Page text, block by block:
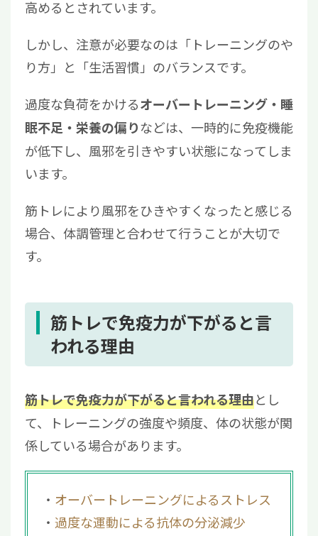
高めるとされています。
しかし、注意が必要なのは「トレーニングのや
り方」と「生活習慣」のバランスです。
過度な負荷をかけるオーバートレーニング・睡
眠不足・栄養の偏りなどは、一時的に免疫機能
が低下し、風邪を引きやすい状態になってしま
います。
筋トレにより風邪をひきやすくなったと感じる
場合、体調管理と合わせて行うことが大切で
す。
筋トレで免疫力が下がると言
われる理由
筋トレで免疫力が下がると言われる理由とし
て、トレーニングの強度や頻度、体の状態が関
係している場合があります。
オーバートレーニングによるストレス
過度な運動による抗体の分泌減少